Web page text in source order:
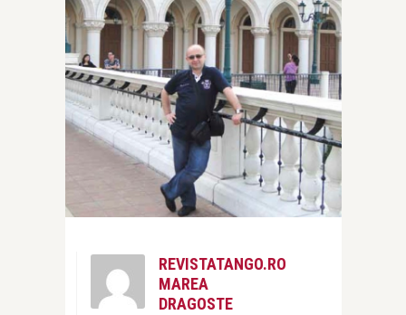
REVISTATANGO.RO
MAREA
DRAGOSTE